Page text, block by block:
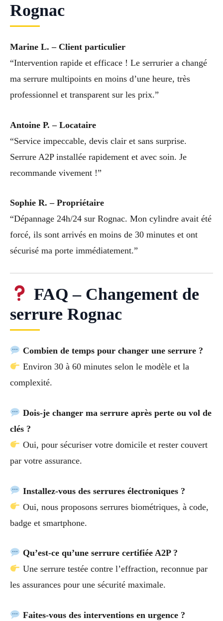
Rognac
Marine L. – Client particulier
“Intervention rapide et efficace ! Le serrurier a changé
ma serrure multipoints en moins d’une heure, très
professionnel et transparent sur les prix.”
Antoine P. – Locataire
“Service impeccable, devis clair et sans surprise.
Serrure A2P installée rapidement et avec soin. Je
recommande vivement !”
Sophie R. – Propriétaire
“Dépannage 24h/24 sur Rognac. Mon cylindre avait été
forcé, ils sont arrivés en moins de 30 minutes et ont
sécurisé ma porte immédiatement.”
FAQ – Changement de
serrure Rognac
Combien de temps pour changer une serrure ?
Environ 30 à 60 minutes selon le modèle et la
complexité.
Dois-je changer ma serrure après perte ou vol de
clés ?
Oui, pour sécuriser votre domicile et rester couvert
par votre assurance.
Installez-vous des serrures électroniques ?
Oui, nous proposons serrures biométriques, à code,
badge et smartphone.
Qu’est-ce qu’une serrure certifiée A2P ?
Une serrure testée contre l’effraction, reconnue par
les assurances pour une sécurité maximale.
Faites-vous des interventions en urgence ?